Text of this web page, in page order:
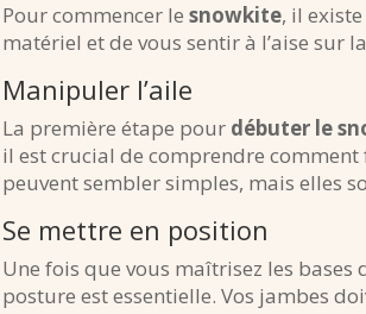
Pour commencer lesnowkite, il
matériel et de vous sentir à l’aise sur
Manipuler l’aile
La première étape pour débuter le
il est crucial de comprendre
peuvent sembler simples, mais elles
Se mettre en position
Une fois que vous maîtrisez les
posture est essentielle. Vos jambes